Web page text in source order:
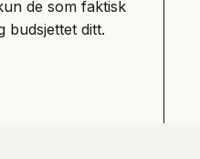
de som faktisk
budsjettet ditt.